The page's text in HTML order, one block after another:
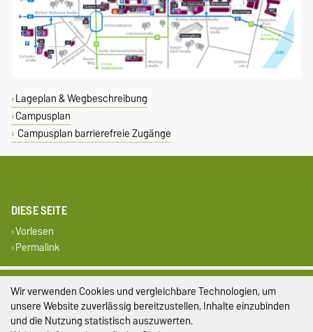
Lageplan & Wegbeschreibung
Campusplan
Campusplan barrierefreie Zugänge
DIESE SEITE
Vorlesen
Permalink
Impressum
Datenschutz
Wir verwenden Cookies und vergleichbare Technologien, um
unsere Website zuverlässig bereitzustellen, Inhalte einzubinden
und die Nutzung statistisch auszuwerten.